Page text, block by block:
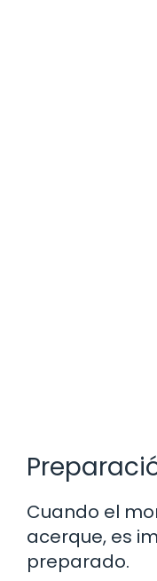
Cuando el
acerque, es
preparado.